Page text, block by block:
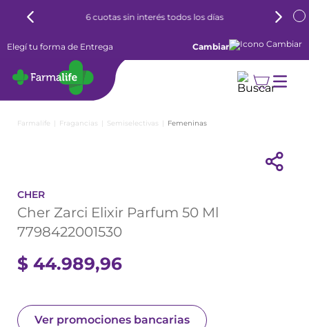
6 cuotas sin interés todos los días
Elegí tu forma de Entrega Cambiar
Fragancias Semiselectivas Femeninas
CHER
Cher Zarci Elixir Parfum 50 Ml
7798422001530
$ 44.989,96
Ver promociones bancarias